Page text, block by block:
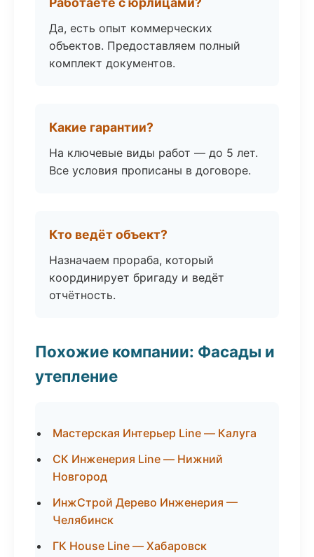
Да, есть опыт коммерческих
объектов. Предоставляем полный
комплект документов.
Какие гарантии?
На ключевые виды работ — до 5 лет.
Все условия прописаны в договоре.
Кто ведёт объект?
Назначаем прораба, который
координирует бригаду и ведёт
отчётность.
Похожие компании: Фасады и
утепление
Мастерская Интерьер Line — Калуга
СК Инженерия Line — Нижний
Новгород
ИнжСтрой Дерево Инженерия —
Челябинск
ГК House Line — Хабаровск